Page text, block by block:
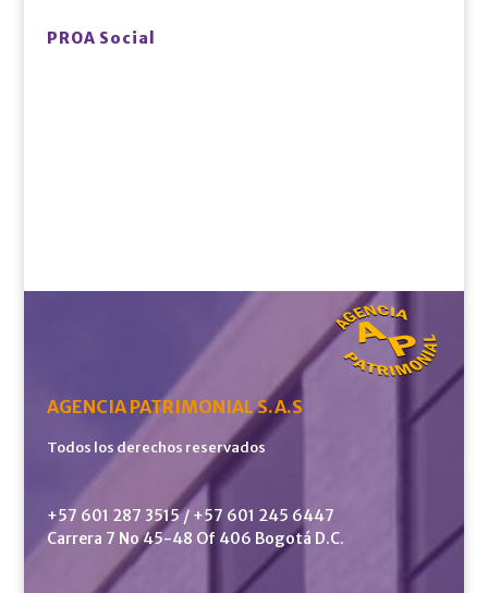
PROA Social
AGENCIA PATRIMONIAL S.A.S
Todos los derechos reservados
+57 601 287 3515 / +57 601 245 6447
Carrera 7 No 45-48 Of 406 Bogotá D.C.